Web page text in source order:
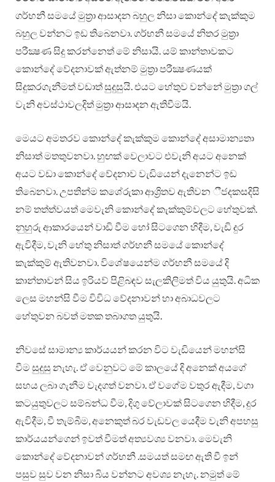
ගර්භනී සමයේ මුත්‍රා ආසාදන බහුල නිසා කොන්දේ කැක්කුම
බහුල වන්නට ඉඩ තිබෙනවා. ගර්භනී සමයේ නිතර මුත්‍රා
පරීක්‍ෂණ සිදු කරන්නෙත් මේ නිසායි. යම් කාන්තාවකට
කොන්දේ වේදනාවක් ඇත්නම් මුත්‍රා පරීක්‍ෂණයක්
සිදුකරගැනීමත් වඩාත් සුදුසුයි. එයට හේතුව වන්නේ මුත්‍රා ගල්
වැනි අවස්ථාවලදිත් මුත්‍රා ආසාදන ඇතිවීමයි.
මෙයට අමතරව කොන්දේ කැක්කුම කොන්දේ අසාමාන්‍යතා
නිසාත් මතතුවනවා. හුඟක් වෙලාවට එවැනි අයට අනෙක්
අයට වඩා කොන්දේ වේදනාව වැඩියෙන් දැනෙන්ට ඉඩ
තිබෙනවා. උපතින්ම කශේරුකා ආශ්‍රිතව ඇතිවන ීජදකසදිසි
නම් තත්ත්වයත් මෙවැනි කොන්දේ කැක්කුම්වලට හේතුවක්.
නුහුරු ආකාරයෙන් වාඩි වීම හෝ සිටගෙන හිදීම, වැඩි දුර
ඇවිදීම, වැනි හේතු නිසාත් ගර්භනී සමයේ කොන්දේ
කැක්කුම් ඇතිවනවා. විශේෂයෙන්ම ගර්භනී සමයේ දි
කාන්තාවන් සිය ඉරියව් පිළිබඳව සැලකිලිමත් විය යුතුයි. අධික
ලෙස මහන්සි වීම විවිධ වේදනාවන් හා අබාධවලට
හේතුවන බවත් මතක තබාගත යුතුයි.
නිවසේ සාමාන්‍ය කාර්යයන් කරන විට වැඩියෙන් මහන්සි
වීම සුදුසු නැහැ. ඒ වෙනුවට මේ කාලයේ දි අනෙක් අයගේ
සහය ලබා ගැනීම වැදගත් වනවා. ඒ වගේම වතුර ඇදීම, වගා
කටයුතුවලට සම්බන්ධ වීම, දිගු වේලාවක් සිටගෙන හිදීම, දුර
ඇවිදීම, වී තැම්බීම, අනෙකුත් බර වැඩවල යෙදීම වැනි අපහසු
කාර්යයන්ගෙන් ඉවත් වීමත් අත්‍යවශ්‍ය වනවා. මෙවැනි
කොන්දේ වේදනාවන් ගර්භනී .සමයත් සමඟ ඇති වී ඉන්
පසුව සුව වන නිසා බිය වන්නට අවශ්‍ය නැහැ. නමුත් මේ